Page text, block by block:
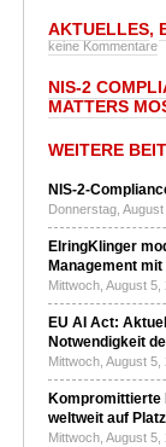
AKTUELLES,
keine Kommentare
NIS-2
MATTERS
WEITERE
NIS-2-
Donnerstag,
ElringKlinger
Management
Mittwoch, August
EU AI Act:
Notwendigkeit
Mittwoch, August
Kompromittierte
weltweit auf
Mittwoch, August